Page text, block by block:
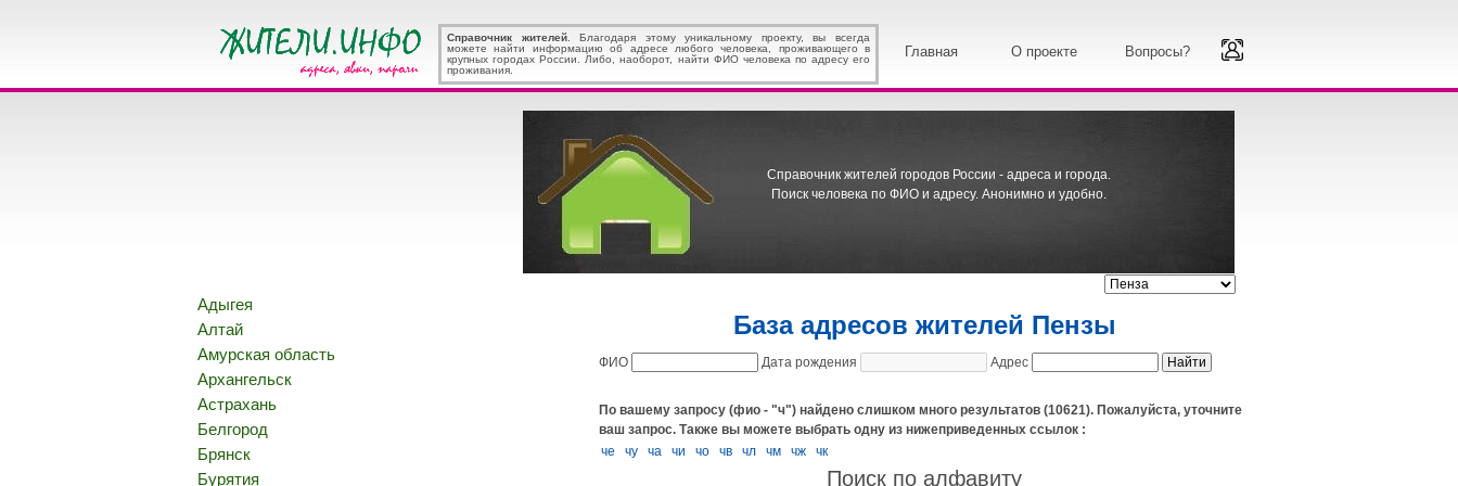
Справочник жителей. Благодаря этому уникальному проекту, вы всегда
можете найти информацию об адресе любого человека, проживающего в
крупных городах России. Либо, наоборот, найти ФИО человека по адресу его
проживания.
Главная О проекте Вопросы?
Справочник жителей городов России - адреса и города.
Поиск человека по ФИО и адресу. Анонимно и удобно.
Адыгея
Алтай
Амурская область
Архангельск
Астрахань
Белгород
Брянск
Бурятия
База адресов жителей Пензы
ФИО Дата рождения Адрес
По вашему запросу (фио - "ч") найдено слишком много результатов (10621). Пожалуйста, уточните
ваш запрос. Также вы можете выбрать одну из нижеприведенных ссылок :
че
чу ча чи чо чв чл чм чж чк
Поиск по алфавиту